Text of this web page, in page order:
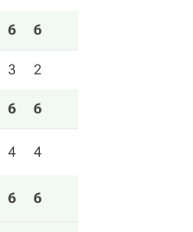
6 6
3 2
6 6
4 4
6 6